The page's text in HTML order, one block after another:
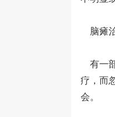
脑瘫
有一
疗，而
会。